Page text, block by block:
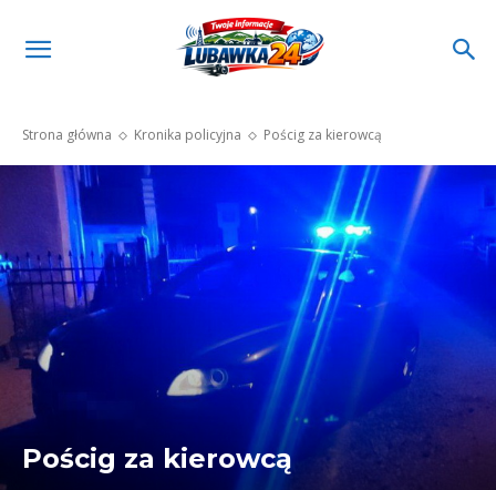
Strona główna Kronika policyjna Pościg za kierowcą
Pościg za kierowcą